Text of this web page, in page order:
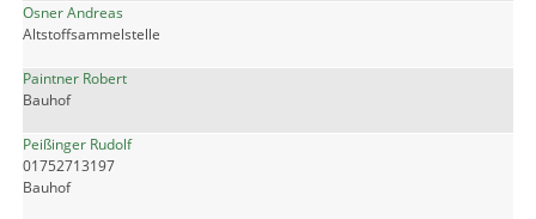
Osner Andreas
Altstoffsammelstelle
Paintner Robert
Bauhof
Peißinger Rudolf
01752713197
Bauhof